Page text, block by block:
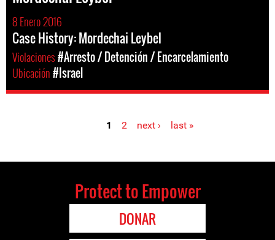
8 Enero 2016
Case History: Mordechai Leybel
Violaciones#Arresto / Detención / Encarcelamiento
Ubicación#Israel
1 2 next › last »
Protect to Empower
DONAR